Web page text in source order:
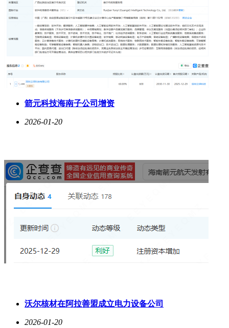
箭元科技海南子公司增资
2026-01-20
沃尔核材在阿拉善盟成立电力设备公司
2026-01-20